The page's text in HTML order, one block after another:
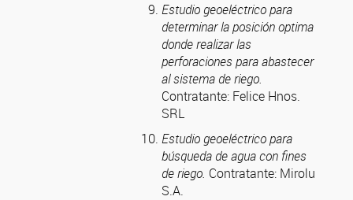
Estudio geoeléctrico para
determinar la posición optima
donde realizar las
perforaciones para abastecer
al sistema de riego.
Contratante: Felice Hnos.
SRL
Estudio geoeléctrico para
búsqueda de agua con fines
de riego. Contratante: Mirolu
S.A.